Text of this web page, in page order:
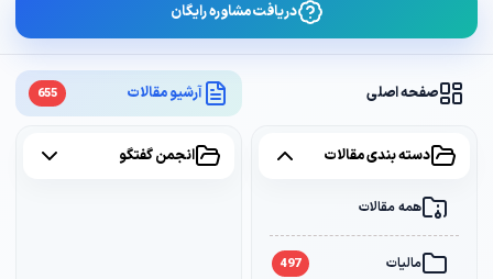
صفحه اصلی آرشیو مقالات 655
دسته بندی مقالات
همه مقالات
مالیات 497
انجمن گفتگو
دریافت مشاوره رایگان